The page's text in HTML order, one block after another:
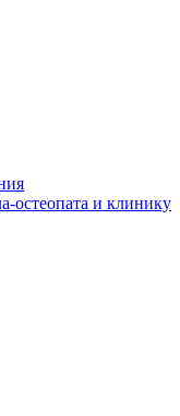
остеопата и клинику